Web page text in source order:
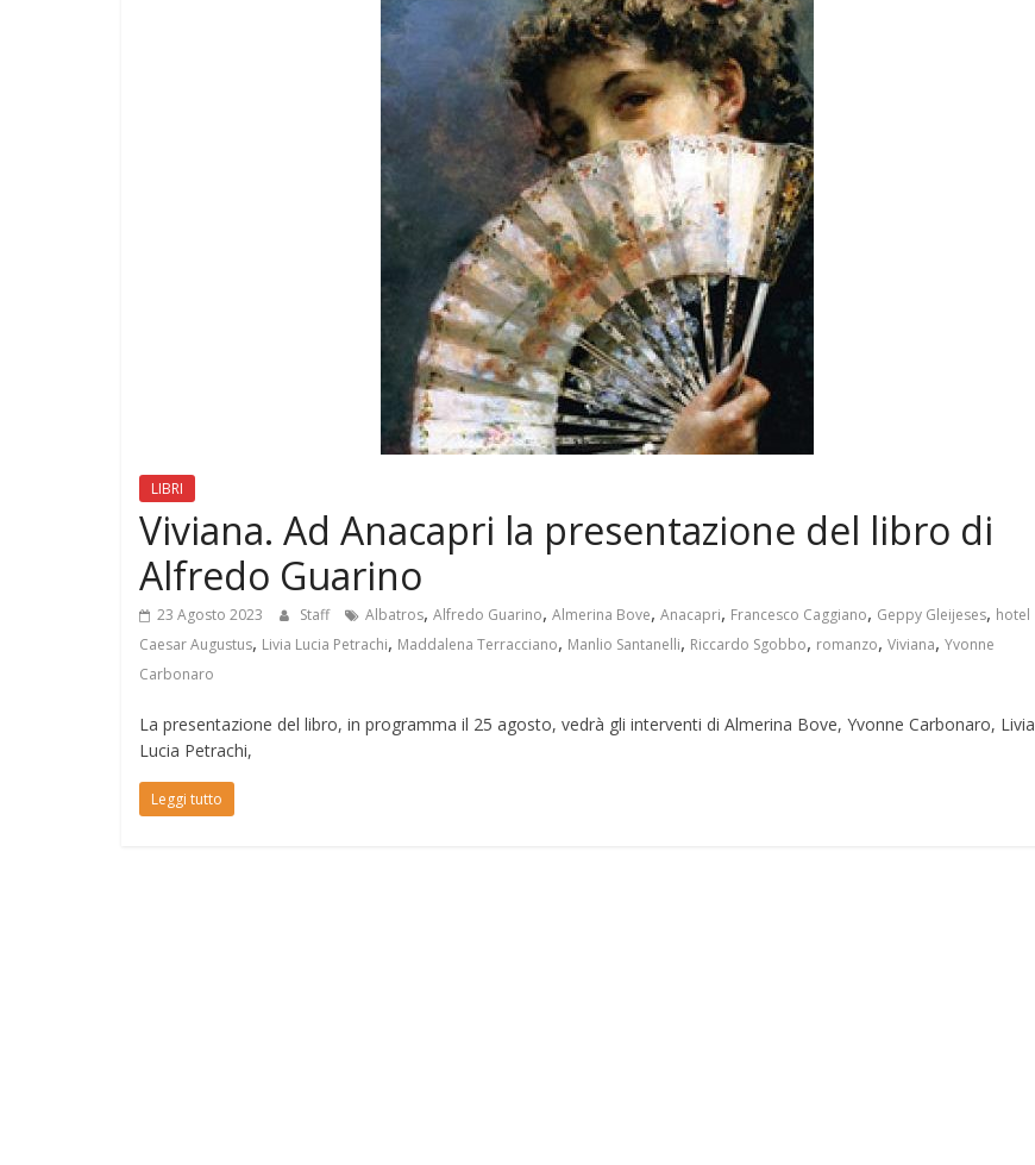
LIBRI
Viviana. Ad Anacapri la presentazione del libro di
Alfredo Guarino
23 Agosto 2023 Staff Albatros, Alfredo Guarino, Almerina Bove, Anacapri, Francesco Caggiano, Geppy Gleijeses, hotel
Caesar Augustus, Livia Lucia Petrachi, Maddalena Terracciano, Manlio Santanelli, Riccardo Sgobbo, romanzo, Viviana, Yvonne
Carbonaro
La presentazione del libro, in programma il 25 agosto, vedrà gli interventi di Almerina Bove, Yvonne Carbonaro, Livia
Lucia Petrachi,
Leggi tutto